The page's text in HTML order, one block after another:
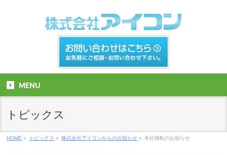
MENU
トピックス
HOME » トピックス » 株式会社アイコンからのお知らせ » 本社移転のお知らせ